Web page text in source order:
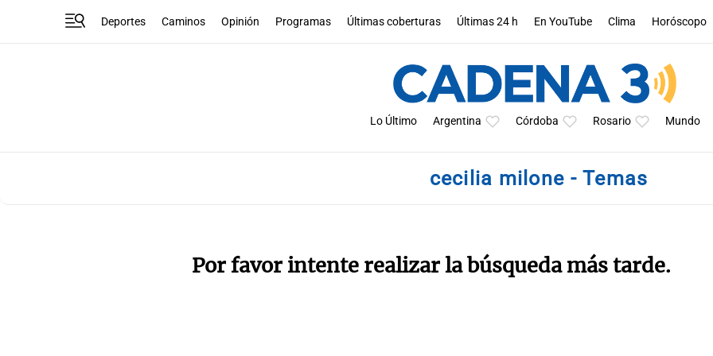
Deportes Caminos Opinión Programas Últimas coberturas Últimas 24 h En YouTube Clima Horóscopo
Lo Último Argentina Córdoba Rosario Mundo
cecilia milone - Temas
Por favor intente realizar la búsqueda más tarde.